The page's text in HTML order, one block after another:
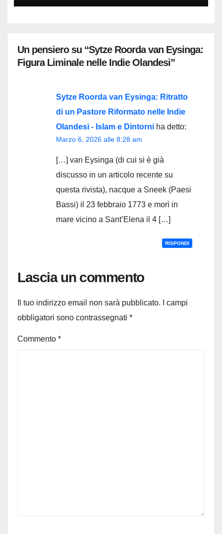
Un pensiero su “Sytze Roorda van Eysinga:
Figura Liminale nelle Indie Olandesi”
Sytze Roorda van Eysinga: Ritratto
di un Pastore Riformato nelle Indie
Olandesi - Islam e Dintorni ha detto:
Marzo 6, 2026 alle 8:28 am
[…] van Eysinga (di cui si è già
discusso in un articolo recente su
questa rivista), nacque a Sneek (Paesi
Bassi) il 23 febbraio 1773 e morì in
mare vicino a Sant’Elena il 4 […]
RISPONDI
Lascia un commento
Il tuo indirizzo email non sarà pubblicato.
I campi
obbligatori sono contrassegnati *
Commento *